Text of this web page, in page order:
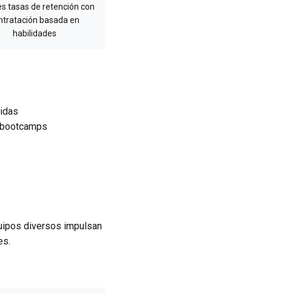
tasas de retención con
basada en
habilidades
diversos impulsan